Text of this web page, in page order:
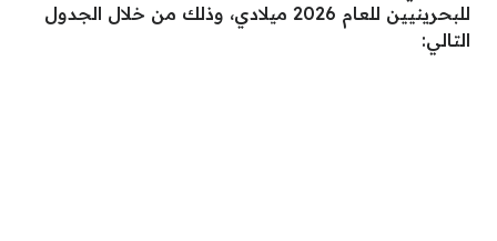
للبحرينيين للعام 2026 ميلادي، وذلك من خلال الجدول
التالي: